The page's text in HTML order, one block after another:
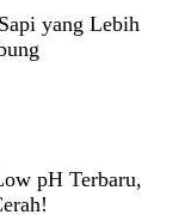
yang Lebih
pH Terbaru,